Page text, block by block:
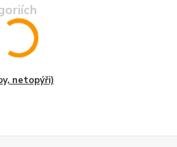
netopýři)